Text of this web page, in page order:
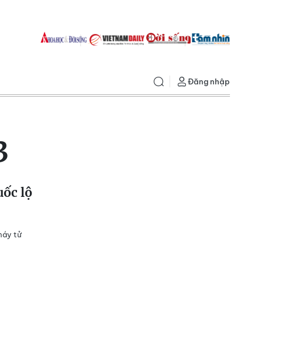
Đăng nhập
lộ
tử